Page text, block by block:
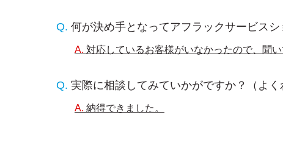
何が決め手となってアフラックサービス
対応しているお客様がいなかったので、聞い
実際に相談してみていかがですか？（よく
納得できました。